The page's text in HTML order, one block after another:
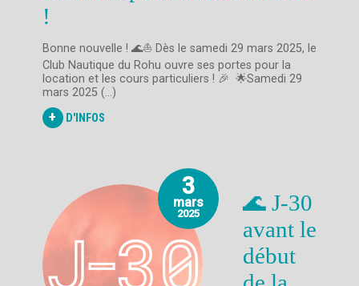
!
Bonne nouvelle ! 🌊⛵ Dès le samedi 29 mars 2025, le
Club Nautique du Rohu ouvre ses portes pour la
location et les cours particuliers ! 🎉​ 🌟Samedi 29
mars 2025 (...)
+ D'INFOS
3
mars
2025
🌊 J-30
avant le
début